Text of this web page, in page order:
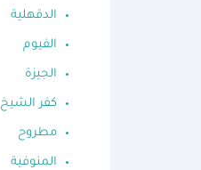
الدقهلية
الفيوم
الجيزة
كفر الشيخ
مطروح
المنوفية